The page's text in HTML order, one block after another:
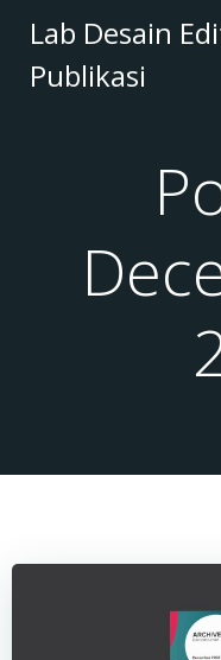
Lab Desain
Publikasi